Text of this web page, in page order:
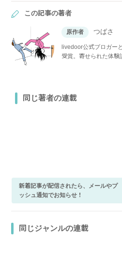
この記事の著者
原作者 つばさ
livedoor公式ブロガー
受賞。寄せられた体験
同じ著者の連載
新着記事が配信されたら、メールやプ
ッシュ通知でお知らせ！
同じジャンルの連載